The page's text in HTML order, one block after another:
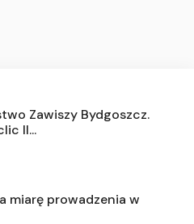
Zawiszy Bydgoszcz.
II...
miarę prowadzenia w